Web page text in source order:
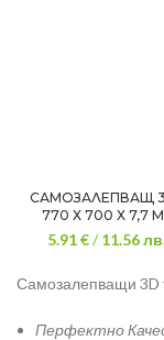
САМОЗАЛЕПВАЩ
770 Х 700 Х 7,7
5.91 €/11.56
Самозалепващи 3D
Перфектно